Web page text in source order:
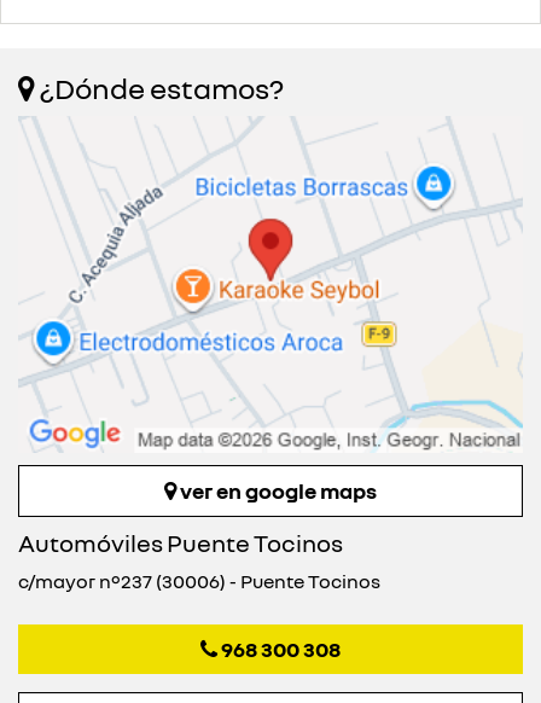
¿Dónde estamos?
ver en google maps
Automóviles Puente Tocinos
c/mayor nº237 (30006) - Puente Tocinos
968 300 308